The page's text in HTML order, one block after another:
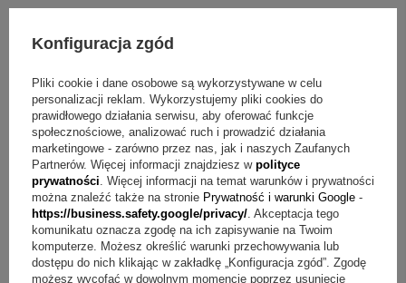
+5
Zobacz więcej
Produkty umieszczane są w ozdobnym pudełku z różową
wstążką.
Pytanie:Czy w komplecie jest łańcuszek?Odpowiedź:
Tak, medalik jest w komplecie ze srebrnym łańcuszkiem o
próbie 925.
Pytanie:Czy to medalik z tabliczką z dedykacją?
Odpowiedź: Tak, w pudełku można dodać metalową
tabliczkę z Państwa osobistą dedykacją.
Konfiguracja zgód
Pliki cookie i dane osobowe są wykorzystywane w celu
personalizacji reklam. Wykorzystujemy pliki cookies do
prawidłowego działania serwisu, aby oferować funkcje
społecznościowe, analizować ruch i prowadzić działania
marketingowe - zarówno przez nas, jak i naszych Zaufanych
Partnerów. Więcej informacji znajdziesz w polityce
prywatności. Więcej informacji na temat warunków i prywatności
można znaleźć także na stronie Prywatność i warunki Google -
https://business.safety.google/privacy/. Akceptacja tego
komunikatu oznacza zgodę na ich zapisywanie na Twoim
komputerze. Możesz określić warunki przechowywania lub
dostępu do nich klikając w zakładkę „Konfiguracja zgód”. Zgodę
możesz wycofać w dowolnym momencie poprzez usunięcie